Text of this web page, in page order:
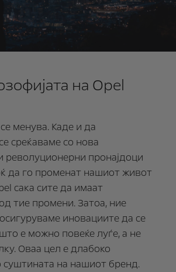
на Opel
менува. Каде и да
среќаваме со нова
револуционерни пронајдоци
да го променат нашиот живот
сака сите да имаат
тие промени. Затоа, ние
иновациите да се
е можно повеќе луѓе, а не
Оваа цел е длабоко
суштината на нашиот бренд.